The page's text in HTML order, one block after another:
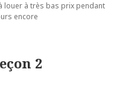
louer à très bas prix pendant
encore
2